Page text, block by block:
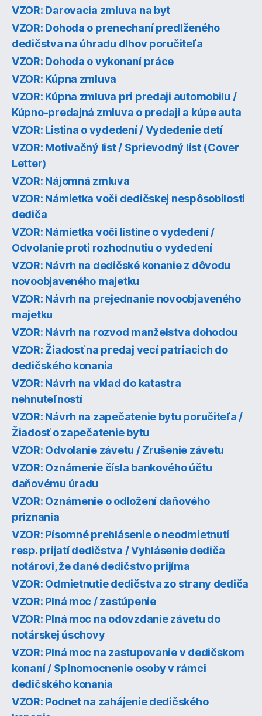
VZOR: Darovacia zmluva na byt
VZOR: Dohoda o prenechaní predlženého
dedičstva na úhradu dlhov poručiteľa
VZOR: Dohoda o vykonaní práce
VZOR: Kúpna zmluva
VZOR: Kúpna zmluva pri predaji automobilu /
Kúpno-predajná zmluva o predaji a kúpe auta
VZOR: Listina o vydedení / Vydedenie detí
VZOR: Motivačný list / Sprievodný list (Cover
Letter)
VZOR: Nájomná zmluva
VZOR: Námietka voči dedičskej nespôsobilosti
dediča
VZOR: Námietka voči listine o vydedení /
Odvolanie proti rozhodnutiu o vydedení
VZOR: Návrh na dedičské konanie z dôvodu
novoobjaveného majetku
VZOR: Návrh na prejednanie novoobjaveného
majetku
VZOR: Návrh na rozvod manželstva dohodou
VZOR: Žiadosť na predaj vecí patriacich do
dedičského konania
VZOR: Návrh na vklad do katastra
nehnuteľností
VZOR: Návrh na zapečatenie bytu poručiteľa /
Žiadosť o zapečatenie bytu
VZOR: Odvolanie závetu / Zrušenie závetu
VZOR: Oznámenie čísla bankového účtu
daňovému úradu
VZOR: Oznámenie o odložení daňového
priznania
VZOR: Písomné prehlásenie o neodmietnutí
resp. prijatí dedičstva / Vyhlásenie dediča
notárovi, že dané dedičstvo prijíma
VZOR: Odmietnutie dedičstva zo strany dediča
VZOR: Plná moc / zastúpenie
VZOR: Plná moc na odovzdanie závetu do
notárskej úschovy
VZOR: Plná moc na zastupovanie v dedičskom
konaní / Splnomocnenie osoby v rámci
dedičského konania
VZOR: Podnet na zahájenie dedičského